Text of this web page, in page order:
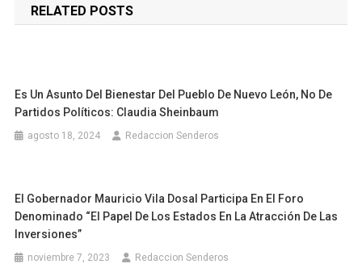
entradas
RELATED POSTS
Es Un Asunto Del Bienestar Del Pueblo De Nuevo León, No De
Partidos Políticos: Claudia Sheinbaum
agosto 18, 2024 Redaccion Senderos
El Gobernador Mauricio Vila Dosal Participa En El Foro
Denominado “El Papel De Los Estados En La Atracción De Las
Inversiones”
noviembre 7, 2023 Redaccion Senderos